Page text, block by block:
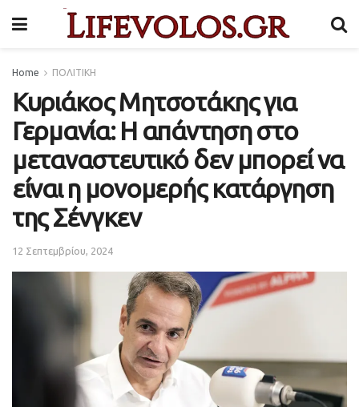
Home ΠΟΛΙΤΙΚΗ
Κυριάκος Μητσοτάκης για
Γερμανία: Η απάντηση στο
μεταναστευτικό δεν μπορεί να
είναι η μονομερής κατάργηση
της Σένγκεν
12 Σεπτεμβρίου, 2024